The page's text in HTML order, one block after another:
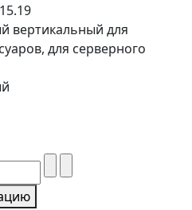
вертикальный для
для серверного